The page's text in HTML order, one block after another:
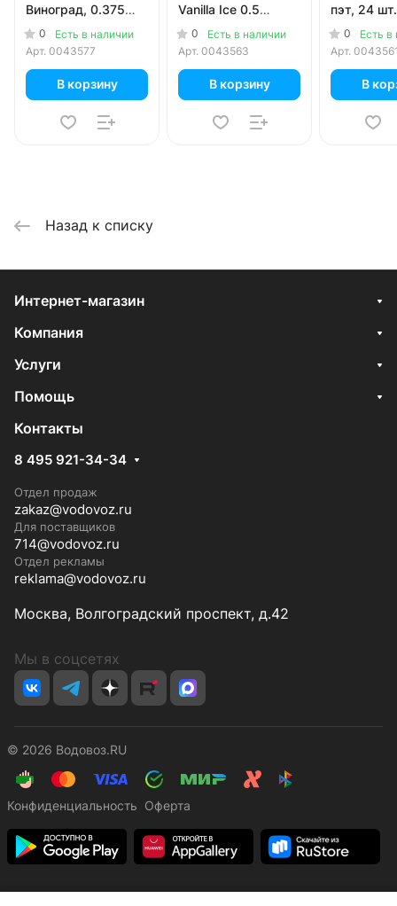
Виноград, 0.375
литра, газ, стекло,
12 шт. в уп.
0
Есть в наличии
Арт. 0043577
В корзину
Vanilla Ice 0.5
литра, газ, пэт, 12
шт. в уп.
0
Есть в наличии
Арт. 0043563
В корзину
пэт, 24
0
Есть в
Арт.
В
Назад к списку
Интернет-магазин
Компания
Услуги
Помощь
Контакты
8 495 921-34-34
Отдел продаж
zakaz@vodovoz.ru
Для поставщиков
714@vodovoz.ru
Отдел рекламы
reklama@vodovoz.ru
Москва, Волгоградский проспект, д.42
Мы в соцсетях
© 2026 Водовоз.RU
Конфиденциальность Оферта